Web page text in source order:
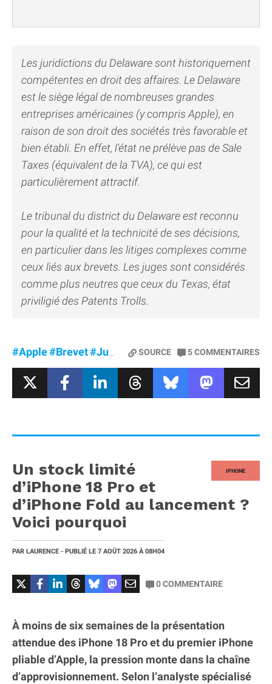
Les juridictions du Delaware sont historiquement
compétentes en droit des affaires. Le Delaware
est le siège légal de nombreuses grandes
entreprises américaines (y compris Apple), en
raison de son droit des sociétés très favorable et
bien établi. En effet, l'état ne prélève pas de Sale
Taxes (équivalent de la TVA), ce qui est
particulièrement attractif.
Le tribunal du district du Delaware est reconnu
pour la qualité et la technicité de ses décisions,
en particulier dans les litiges complexes comme
ceux liés aux brevets. Les juges sont considérés
comme plus neutres que ceux du Texas, état
priviligié des Patents Trolls.
#Apple#Brevet#Justice SOURCE 5COMMENTAIRES
IPHONE
Un stock limité
d’iPhone 18 Pro et
d’iPhone Fold au lancement ?
Voici pourquoi
PAR LAURENCE - PUBLIÉ LE 7 AOÛT 2026 À 08H04
0COMMENTAIRE
À moins de six semaines de la présentation
attendue des iPhone 18 Pro et du premier iPhone
pliable d’Apple, la pression monte dans la chaîne
d’approvisionnement. Selon l’analyste spécialisé